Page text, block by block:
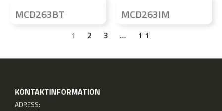
MCD263BT MCD263IM
1 2 3 … 11
KONTAKTINFORMATION
ADRESS: